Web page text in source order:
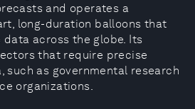
and operates a
long-duration balloons that
across the globe. Its
that require precise
such as governmental research
organizations.